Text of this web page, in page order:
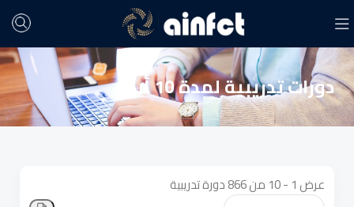
دورات تدريبية لمدة 10 أيام
عرض 1 - 10 من 866 دورة تدريبية